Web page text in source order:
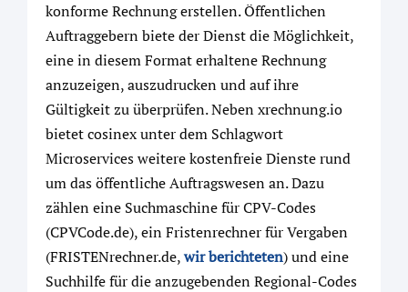
konforme Rechnung erstellen. Öffentlichen
Auftraggebern biete der Dienst die Möglichkeit,
eine in diesem Format erhaltene Rechnung
anzuzeigen, auszudrucken und auf ihre
Gültigkeit zu überprüfen. Neben xrechnung.io
bietet cosinex unter dem Schlagwort
Microservices weitere kostenfreie Dienste rund
um das öffentliche Auftragswesen an. Dazu
zählen eine Suchmaschine für CPV-Codes
(CPVCode.de), ein Fristenrechner für Vergaben
(FRISTENrechner.de,wir berichteten) und eine
Suchhilfe für die anzugebenden Regional-Codes